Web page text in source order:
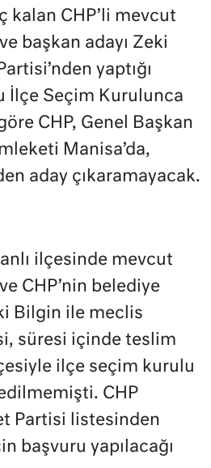
kalan CHP’li mevcut
başkan adayı Zeki
yaptığı
İlçe Seçim Kurulunca
CHP, Genel Başkan
Manisa’da,
aday çıkaramayacak.
ilçesinde mevcut
CHP’nin belediye
Bilgin ile meclis
süresi içinde teslim
ilçe seçim kurulu
CHP
Partisi listesinden
başvuru yapılacağı